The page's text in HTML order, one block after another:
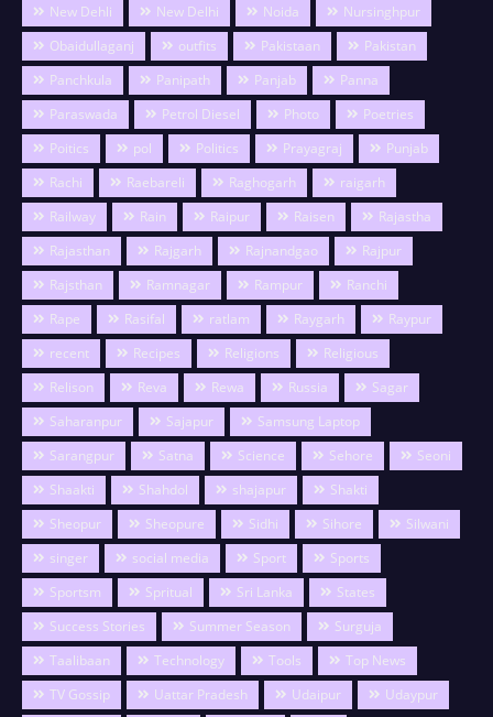
New Dehli
New Delhi Noida
Nursinghpur
Obaidullaganj
outfits Pakistaan
Pakistan
Panchkula
Panipath Panjab
Panna
Paraswada
Petrol Diesel Photo
Poetries
Poitics
pol Politics Prayagraj
Punjab
Rachi
Raebareli Raghogarh
raigarh
Railway
Rain Raipur Raisen
Rajastha
Rajasthan
Rajgarh Rajnandgao
Rajpur
Rajsthan
Ramnagar Rampur
Ranchi
Rape
Rasifal ratlam Raygarh
Raypur
recent
Recipes Religions
Religious
Relison
Reva Rewa Russia
Sagar
Saharanpur
Sajapur
Samsung Laptop
Sarangpur
Satna Science Sehore
Seoni
Shaakti
Shahdol shajapur
Shakti
Sheopur
Sheopure Sidhi Sihore
Silwani
singer
social media Sport
Sports
Sportsm
Spritual Sri Lanka
States
Success Stories
Summer Season
Surguja
Taalibaan
Technology Tools
Top News
TV Gossip
Uattar Pradesh Udaipur
Udaypur